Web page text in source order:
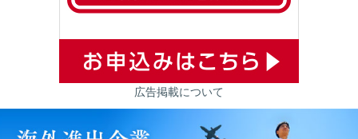
広告掲載について